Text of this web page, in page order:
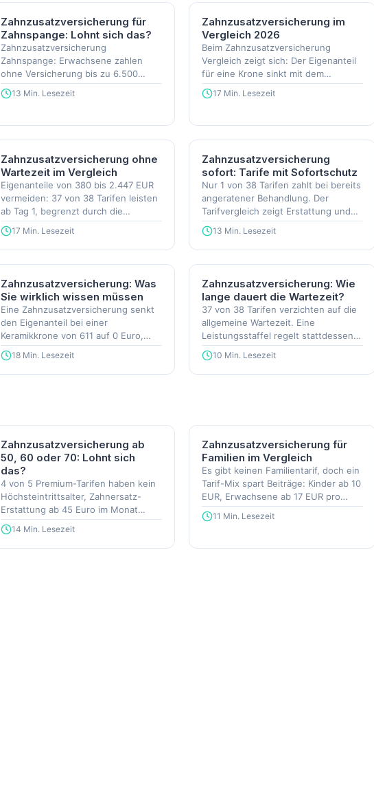
Zahnzusatzversicherung für
Zahnspange: Lohnt sich das?
Zahnzusatzversicherung
Zahnspange: Erwachsene zahlen
ohne Versicherung bis zu 6.500
Euro, mit dem richtigen Tarif 0 Euro
Eigenanteil
13 Min. Lesezeit
Zahnzusatzversicherung im
Vergleich 2026
Beim Zahnzusatzversicherung
Vergleich zeigt sich: Der Eigenanteil
für eine Krone sinkt mit dem
richtigen Tarif von 621 auf 155 Euro.
17 Min. Lesezeit
Zahnzusatzversicherung ohne
Wartezeit im Vergleich
Eigenanteile von 380 bis 2.447 EUR
vermeiden: 37 von 38 Tarifen leisten
ab Tag 1, begrenzt durch die
Zahnstaffel.
17 Min. Lesezeit
Zahnzusatzversicherung
sofort: Tarife mit Sofortschutz
Nur 1 von 38 Tarifen zahlt bei bereits
angeratener Behandlung. Der
Tarifvergleich zeigt Erstattung und
Leistungsstaffel.
13 Min. Lesezeit
Zahnzusatzversicherung: Was
Sie wirklich wissen müssen
Eine Zahnzusatzversicherung senkt
den Eigenanteil bei einer
Keramikkrone von 611 auf 0 Euro,
gute Tarife gibt es ab 8 Euro im
Monat
18 Min. Lesezeit
Zahnzusatzversicherung: Wie
lange dauert die Wartezeit?
37 von 38 Tarifen verzichten auf die
allgemeine Wartezeit. Eine
Leistungsstaffel regelt stattdessen
das Budget.
10 Min. Lesezeit
Zahnzusatzversicherung ab
50, 60 oder 70: Lohnt sich
das?
4 von 5 Premium-Tarifen haben kein
Höchsteintrittsalter, Zahnersatz-
Erstattung ab 45 Euro im Monat
möglich.
14 Min. Lesezeit
Zahnzusatzversicherung für
Familien im Vergleich
Es gibt keinen Familientarif, doch ein
Tarif-Mix spart Beiträge: Kinder ab 10
EUR, Erwachsene ab 17 EUR pro
Monat.
11 Min. Lesezeit